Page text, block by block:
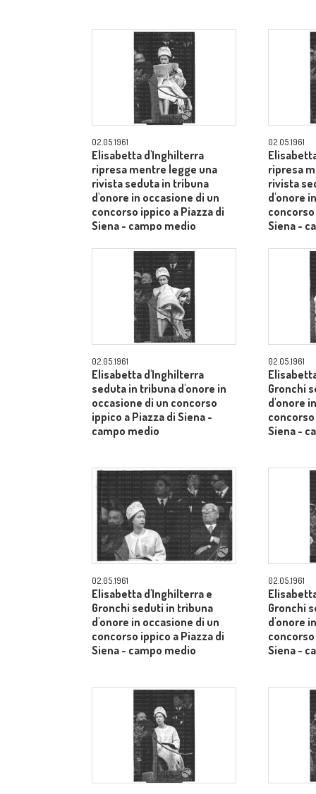
02.05.1961
Elisabetta d'Inghilterra
ripresa mentre legge una
rivista seduta in tribuna
d'onore in occasione di un
concorso ippico a Piazza di
Siena - campo medio
02.05.1961
ripresa
rivista
d'onore
Siena -
02.05.1961
Elisabetta d'Inghilterra
seduta in tribuna d'onore in
occasione di un concorso
ippico a Piazza di Siena -
campo medio
02.05.1961
Gronchi
d'onore
Siena -
02.05.1961
Elisabetta d'Inghilterra e
Gronchi seduti in tribuna
d'onore in occasione di un
concorso ippico a Piazza di
Siena - campo medio
02.05.1961
Gronchi
d'onore
Siena -